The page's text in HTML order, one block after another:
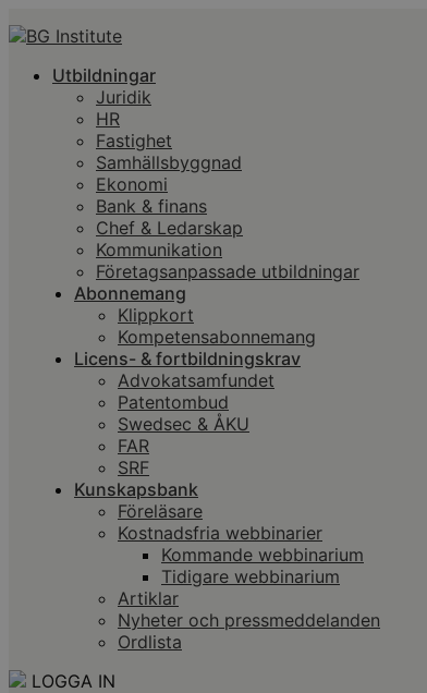
Utbildningar
Juridik
HR
Fastighet
Samhällsbyggnad
Ekonomi
Bank & finans
Chef & Ledarskap
Kommunikation
Företagsanpassade utbildningar
Abonnemang
Klippkort
Kompetensabonnemang
Licens- & fortbildningskrav
Advokatsamfundet
Patentombud
Swedsec & ÅKU
FAR
SRF
Kunskapsbank
Föreläsare
Kostnadsfria webbinarier
Kommande webbinarium
Tidigare webbinarium
Artiklar
Nyheter och pressmeddelanden
Ordlista
LOGGA IN